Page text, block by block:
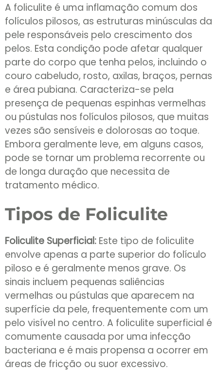
A foliculite é uma inflamação comum dos
folículos pilosos, as estruturas minúsculas da
pele responsáveis pelo crescimento dos
pelos. Esta condição pode afetar qualquer
parte do corpo que tenha pelos, incluindo o
couro cabeludo, rosto, axilas, braços, pernas
e área pubiana. Caracteriza-se pela
presença de pequenas espinhas vermelhas
ou pústulas nos folículos pilosos, que muitas
vezes são sensíveis e dolorosas ao toque.
Embora geralmente leve, em alguns casos,
pode se tornar um problema recorrente ou
de longa duração que necessita de
tratamento médico.
Tipos de Foliculite
Foliculite Superficial: Este tipo de foliculite
envolve apenas a parte superior do folículo
piloso e é geralmente menos grave. Os
sinais incluem pequenas saliências
vermelhas ou pústulas que aparecem na
superfície da pele, frequentemente com um
pelo visível no centro. A foliculite superficial é
comumente causada por uma infecção
bacteriana e é mais propensa a ocorrer em
áreas de fricção ou suor excessivo.